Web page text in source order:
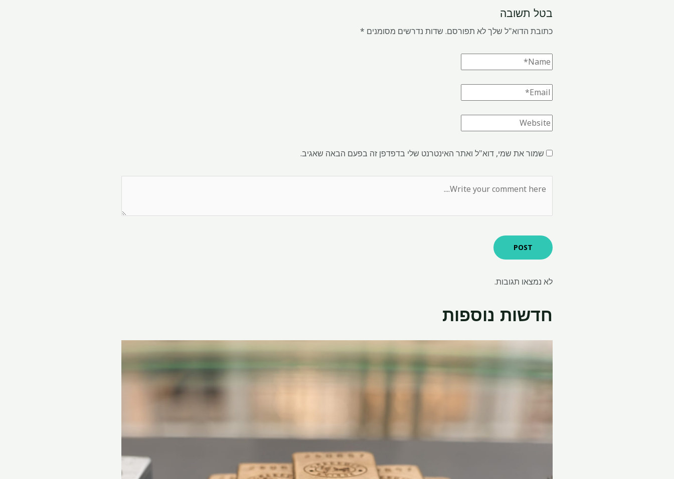
בטל תשובה
כתובת הדוא"ל שלך לא תפורסם. שדות נדרשים מסומנים *
שמור את שמי, דוא"ל ואתר האינטרנט שלי בדפדפן זה בפעם הבאה שאגיב.
לא נמצאו תגובות.
חדשות נוספות